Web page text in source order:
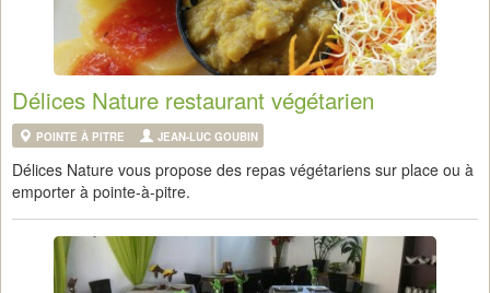
Délices Nature restaurant végétarien
POINTE À PITRE JEAN-LUC GOUBIN
Délices Nature vous propose des repas végétariens sur place ou à
emporter à pointe-à-pitre.